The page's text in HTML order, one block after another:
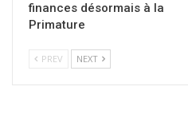
finances désormais à la
Primature
PREV NEXT